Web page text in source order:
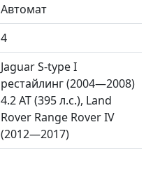
Автомат
4
Jaguar S-type I
рестайлинг (2004—2008)
4.2 AT (395 л.с.), Land
Rover Range Rover IV
(2012—2017)